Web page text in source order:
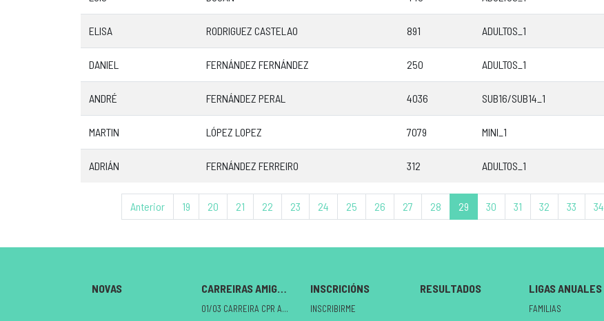
ELISA RODRIGUEZ CASTELAO 891 ADULTOS_1
DANIEL FERNÁNDEZ FERNÁNDEZ 250 ADULTOS_1
ANDRÉ FERNÁNDEZ PERAL 4036 SUB16/SUB14_1
MARTIN LÓPEZ LOPEZ 7079 MINI_1
ADRIÁN FERNÁNDEZ FERREIRO 312 ADULTOS_1
Anterior 19 20 21 22 23 24 25 26 27 28 29 30 31 32 33 34
NOVAS CARREIRAS AMIGAS
01/03 CARREIRA CPR A MILAGROSA
INSCRICIÓNS
INSCRIBIRME
RESULTADOS LIGAS ANUALES
FAMILIAS